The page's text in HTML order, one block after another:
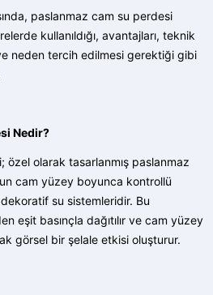
paslanmaz cam su perdesi
kullanıldığı, avantajları, teknik
neden tercih edilmesi gerektiği gibi
Nedir?
özel olarak tasarlanmış paslanmaz
cam yüzey boyunca kontrollü
su sistemleridir. Bu
eşit basınçla dağıtılır ve cam yüzey
görsel bir şelale etkisi oluşturur.